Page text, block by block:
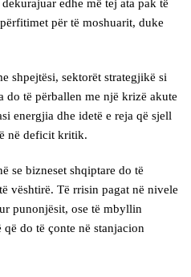
edhe më tej ata pak të
për të moshuarit, duke
shpejtësi, sektorët strategjikë si
të përballen me një krizë akute
energjia dhe idetë e reja që sjell
në deficit kritik.
se bizneset shqiptare do të
vështirë. Të rrisin pagat në nivele
punonjësit, ose të mbyllin
do të çonte në stanjacion